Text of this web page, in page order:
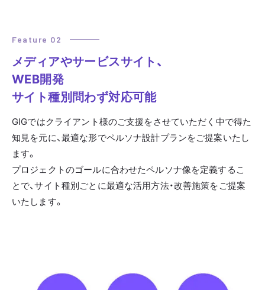
Feature 02
メディアやサービスサイト、
WEB開発
サイト種別問わず対応可能
GIGではクライアント様のご支援をさせていただく中で得た
知見を元に、最適な形でペルソナ設計プランをご提案いたし
ます。
プロジェクトのゴールに合わせたペルソナ像を定義するこ
とで、サイト種別ごとに最適な活用方法・改善施策をご提案
いたします。